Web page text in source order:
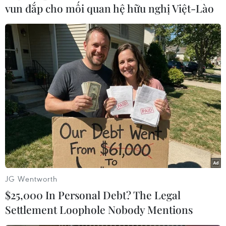
#Dịch COVID-19 #Ca tử vong
#Ca mắc mới
#Biện pháp hạn chế
#Tập trung đông người
Ukraine
vun đắp cho mối quan hệ hữu nghị Việt-Lào
JG Wentworth
$25,000 In Personal Debt? The Legal
Settlement Loophole Nobody Mentions